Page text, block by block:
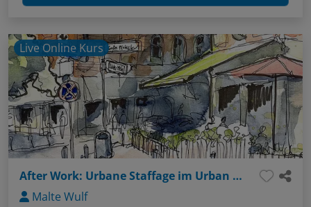
Live Online Kurs
After Work: Urbane Staffage im Urban Sketching
Malte Wulf